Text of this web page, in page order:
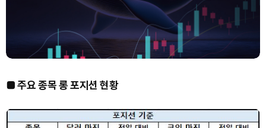
■ 주요 종목 롱 포지션 현황